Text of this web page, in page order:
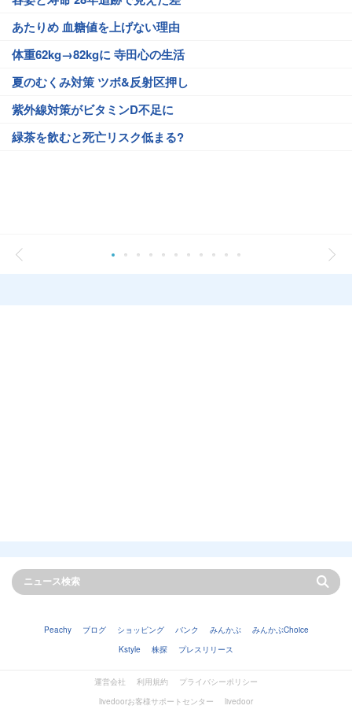
あたりめ 血糖値を上げない理由
体重62kg→82kgに 寺田心の生活
夏のむくみ対策 ツボ&反射区押し
紫外線対策がビタミンD不足に
緑茶を飲むと死亡リスク低まる?
Peachy ブログ ショッピング バンク みんかぶ
みんかぶChoice
Kstyle
株探 プレスリリース
運営会社 利用規約
プライバシーポリシー
livedoorお客様サポートセンター
livedoor